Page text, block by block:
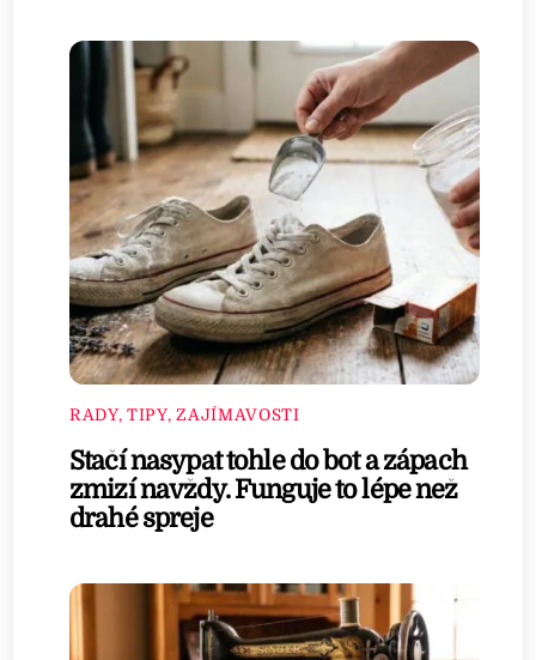
RADY, TIPY, ZAJÍMAVOSTI
Stačí nasypat tohle do bot a zápach
zmizí navždy. Funguje to lépe než
drahé spreje